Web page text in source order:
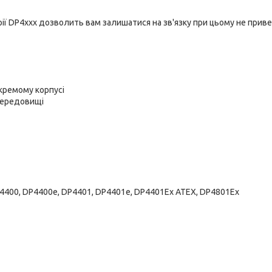
DP4xxx дозволить вам залишатися на зв'язку при цьому не
корпусі
DP4400e, DP4401, DP4401e, DP4401Ex ATEX, DP4801Ex